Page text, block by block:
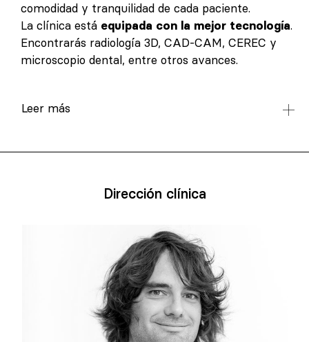
comodidad y tranquilidad de cada paciente.
La clínica está equipada con la mejor tecnología.
Encontrarás radiología 3D, CAD-CAM, CEREC y
microscopio dental, entre otros avances.
Leer más
Dirección clínica